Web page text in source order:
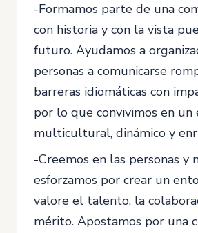
-Formamos parte de una
con historia y con la vista
futuro. Ayudamos a
personas a comunicarse
barreras idiomáticas con
por lo que convivimos en un
multicultural, dinámico y
-Creemos en las personas y
esforzamos por crear un
valore el talento, la
mérito. Apostamos por una